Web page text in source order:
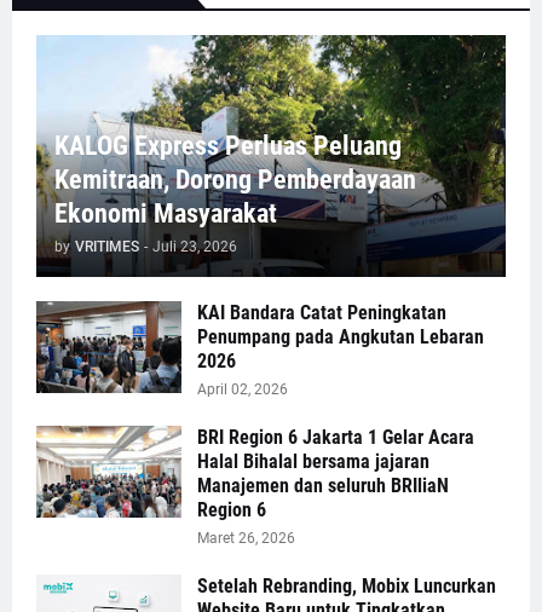
KALOG Express Perluas Peluang
Kemitraan, Dorong Pemberdayaan
Ekonomi Masyarakat
by VRITIMES - Juli 23, 2026
KAI Bandara Catat Peningkatan
Penumpang pada Angkutan Lebaran
2026
April 02, 2026
BRI Region 6 Jakarta 1 Gelar Acara
Halal Bihalal bersama jajaran
Manajemen dan seluruh BRIliaN
Region 6
Maret 26, 2026
Setelah Rebranding, Mobix Luncurkan